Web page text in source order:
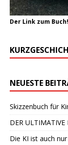
Der Link zum Buch!
NEUESTE
Skizzenbuch für
DER ULTIMATIVE
Die KI ist auch